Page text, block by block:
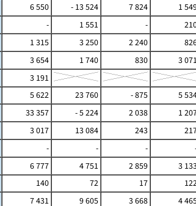
6 550 - 13 524 7 824 1
- 1 551 -
1 315 3 250 2 240
3 654 1 740 830 3
3 191
5 622 23 760 - 875 5
33 357 - 5 224 2 038 1
3 017 13 084 243
- - -
6 777 4 751 2 859 3
140 72 17
7 431 9 605 3 668 4